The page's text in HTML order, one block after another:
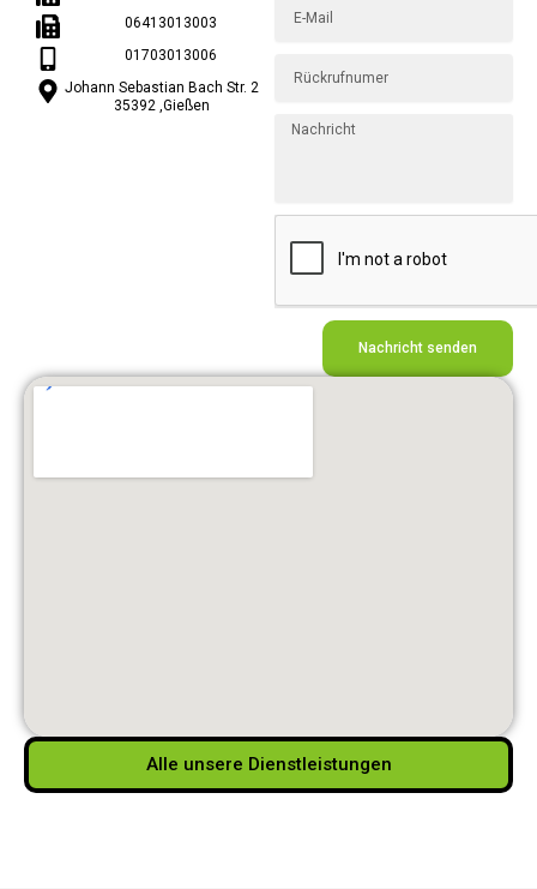
Mail
Nachricht
Nachricht senden
06413013003
01703013006
Johann Sebastian Bach Str. 2
35392 ,Gießen
Alle unsere Dienstleistungen